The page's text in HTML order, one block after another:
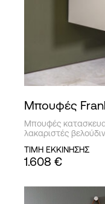
Μπουφές
Μπουφές
λακαριστές
ΤΙΜΗ ΕΚΚΙΝΗΣΗΣ
1.608 €